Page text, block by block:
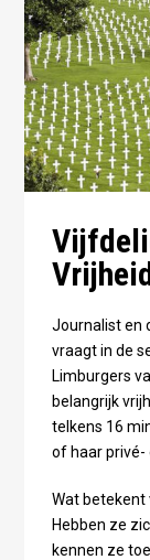
Journalist en
vraagt in de
Limburgers
belangrijk
telkens 16
of haar privé-
Wat betekent
Hebben ze
kennen ze